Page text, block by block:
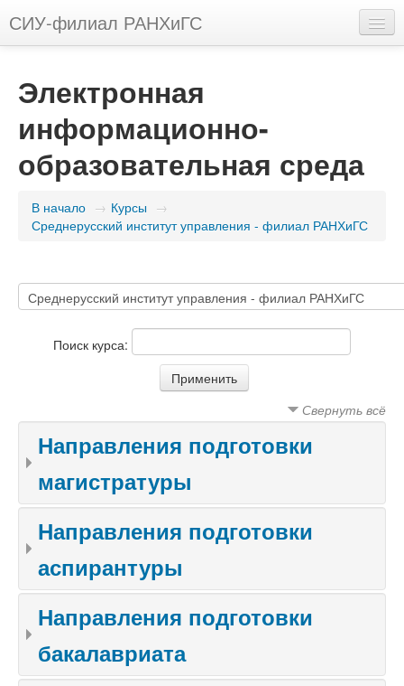
СИУ-филиал РАНХиГС
Вы не вошли в систему (Вход)
Электронная
информационно-
образовательная среда
В начало → Курсы →
Среднерусский институт управления - филиал РАНХиГС
Поиск курса:
Свернуть всё
Направления подготовки
магистратуры
Направления подготовки
аспирантуры
Направления подготовки
бакалавриата